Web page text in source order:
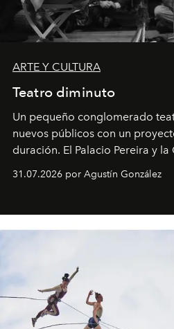
ARTE Y CULTURA
Teatro diminuto
Un pequeño conglomerado
nuevos públicos con un
duración. El Palacio Pereira y
miniobras. Sus puestas en
31.07.2026 por Agustín González